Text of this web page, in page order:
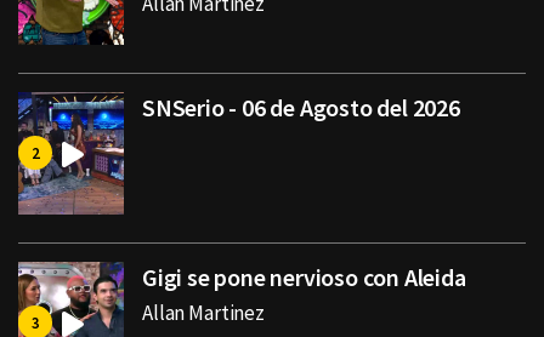
SNSerio - 06 de Agosto del 2026
Gigi se pone nervioso con Aleida
Allan Martinez